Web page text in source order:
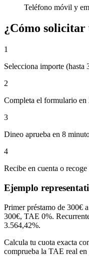
Teléfono móvil y
¿Cómo solicitar
1
Selecciona importe (hasta
2
Completa el formulario en
3
Dineo aprueba en 8
4
Recibe en cuenta o recoge
Ejemplo
Primer préstamo de 300€
300€, TAE 0%.
3.564,42%.
Calcula tu cuota exacta
comprueba la TAE real en